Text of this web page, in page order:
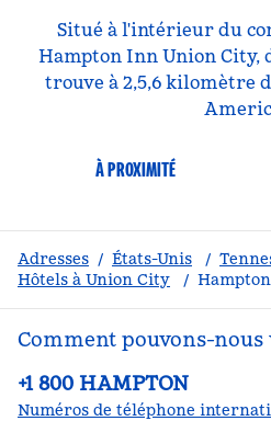
Situé à l'intérieur du
Hampton Inn Union City,
trouve à 2,5,6 kilomètre
À PROXIMITÉ
Adresses / États-Unis /
Hôtels à Union City
/
Comment pouvons-nous
Téléphone :
+1 800 HAMPTON
Numéros de téléphone